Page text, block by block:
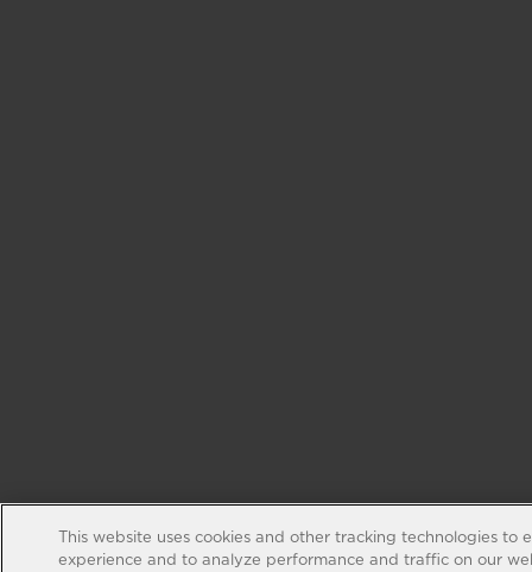
This website uses cookies and other tracking technologies to
experience and to analyze performance and traffic on our